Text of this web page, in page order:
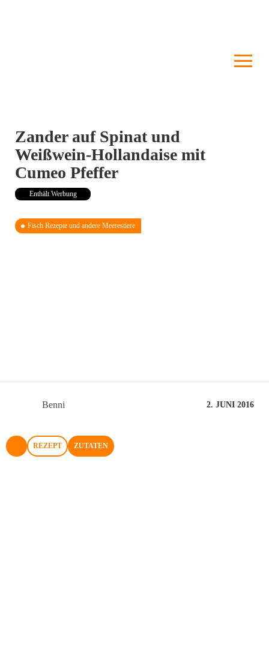
Zander auf Spinat und
Weißwein-Hollandaise mit
Cumeo Pfeffer
Enthält Werbung
Fisch Rezepte und andere Meerestiere
Benni 2. JUNI 2016
NACH OBEN
REZEPT ZUTATEN